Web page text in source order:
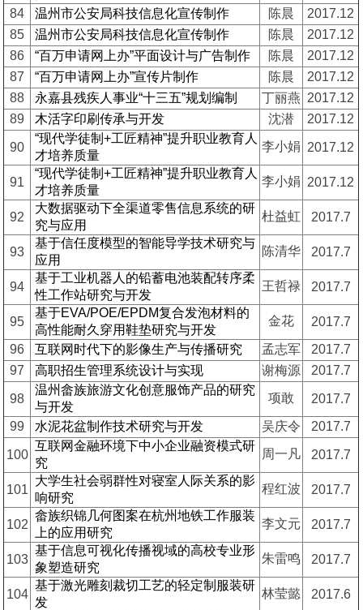
84
温州市公安局科技信息化宣传制作 陈晨
2017.12
85
温州市公安局科技信息化宣传制作 陈晨
2017.12
86
“百万申请网上办”平面设计与广告制作 陈晨
2017.12
87
“百万申请网上办”宣传片制作 陈晨
2017.12
88
永嘉县残疾人事业“十三五”规划编制 丁丽燕 2017.12
89
木活字印刷传承与开发 沈潜 2017.12
90
“现代学徒制+工匠精神”提升职业教育人
才培养质量
李小娟 2017.12
91
“现代学徒制+工匠精神”提升职业教育人
才培养质量
李小娟 2017.12
92
大数据驱动下全渠道零售信息系统的研
究与应用
杜益虹 2017.7
93
基于信任度模型的智能导学技术研究与
应用
陈清华 2017.7
94
基于工业机器人的铅蓄电池装配转序柔
性工作站研究与开发
王哲禄 2017.7
95
基于EVA/POE/EPDM复合发泡材料的
高性能耐久穿用鞋垫研究与开发
金花
2017.7
96
互联网时代下的影像生产与传播研究 孟志军
2017.7
97
高职招生管理系统设计与实现 谢梅源 2017.7
98
温州畲族旅游文化创意服饰产品的研究
与开发
项敢
2017.7
99
水泥花盆制作技术研究与开发 吴庆令 2017.7
100
互联网金融环境下中小企业融资模式研
究
周一凡 2017.7
101
大学生社会弱群性对寝室人际关系的影
响研究
程红波 2017.7
102
畲族织锦几何图案在杭州地铁工作服装
上的应用研究
李文元 2017.7
103
基于信息可视化传播视域的高校专业形
象塑造研究
朱雷鸣 2017.7
104
基于激光雕刻裁切工艺的轻定制服装研
发
林莹懿 2017.6